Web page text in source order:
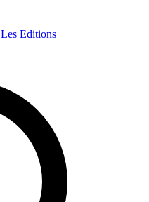
Les Editions